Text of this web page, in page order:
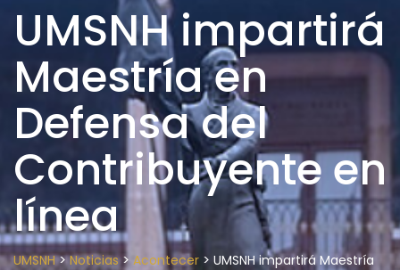
UMSNH impartirá
Maestría en
Defensa del
Contribuyente en
línea
UMSNH>Noticias> Acontecer > UMSNH impartirá Maestría